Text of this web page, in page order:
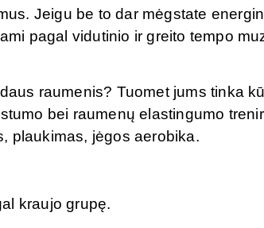
Jeigu be to dar mėgstate
pagal vidutinio ir greito tempo
raumenis? Tuomet jums tinka
bei raumenų elastingumo
plaukimas, jėgos aerobika.
kraujo grupę.